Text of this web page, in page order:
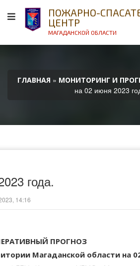
ПОЖАРНО-
ЦЕНТР
МАГАДАНСКОЙ ОБЛАСТИ
ГЛАВНАЯ » МОНИТОРИНГ И
на 02 июня 2023
года.
14:16
ПРОГНОЗ
Магаданской области на